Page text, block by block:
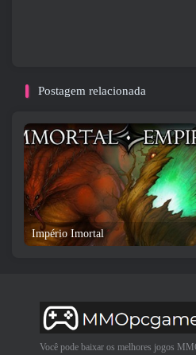
Postagem relacionada
Império Imortal
Você pode baixar os melhores jogos